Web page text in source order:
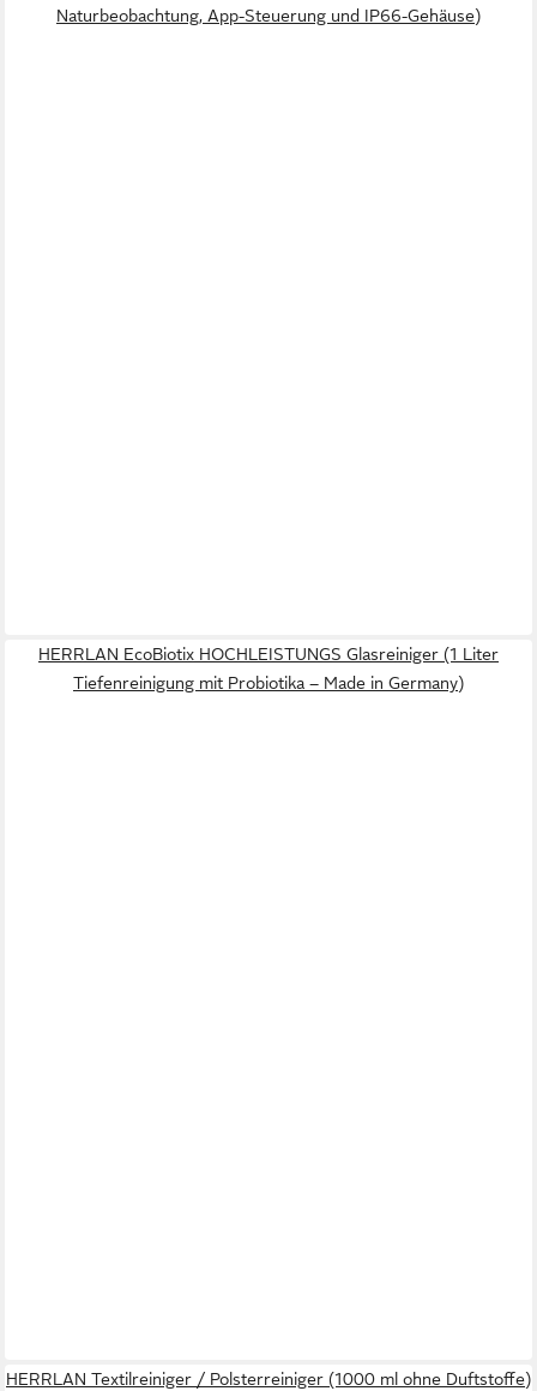
Naturbeobachtung, App-Steuerung und IP66-Gehäuse)
HERRLAN EcoBiotix HOCHLEISTUNGS Glasreiniger (1 Liter
Tiefenreinigung mit Probiotika – Made in Germany)
HERRLAN Textilreiniger / Polsterreiniger (1000 ml ohne Duftstoffe)